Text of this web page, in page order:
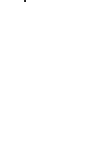
и гибкие проценты